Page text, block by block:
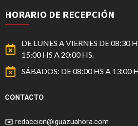
HORARIO DE RECEPCIÓN
DE LUNES A VIERNES DE 08:30
15:00 HS A 20:00 HS.
SÁBADOS: DE 08:00 HS A 13:00
CONTACTO
✉️ redaccion@iguazuahora.com